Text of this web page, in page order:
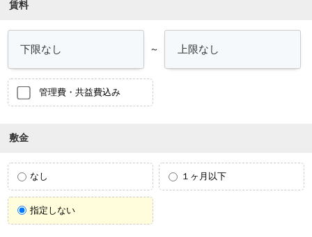
賃料
～
管理費・共益費込み
敷金
なし １ヶ月以下
指定しない